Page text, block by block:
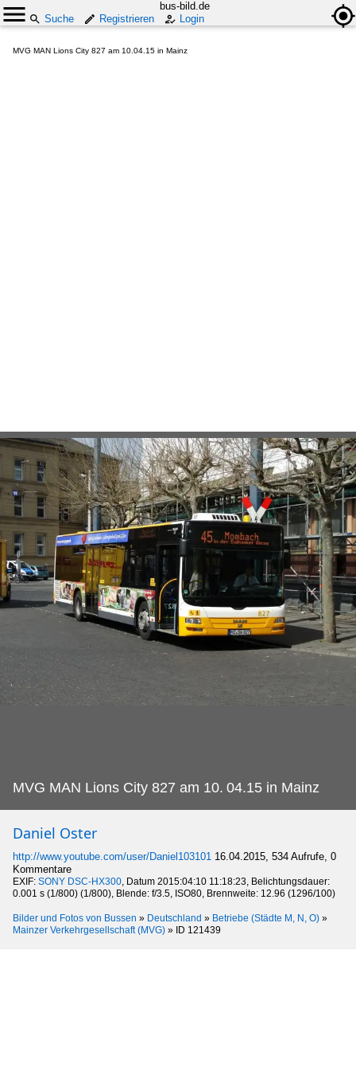
bus-bild.de
Suche
Registrieren Login
MVG MAN Lions City 827 am 10.04.15 in Mainz
MVG MAN Lions City 827 am 10. 04.15 in Mainz
Daniel Oster
http://www.youtube.com/user/Daniel103101 16.04.2015, 534 Aufrufe, 0
Kommentare
EXIF: SONY DSC-HX300, Datum 2015:04:10 11:18:23, Belichtungsdauer:
0.001 s (1/800) (1/800), Blende: f/3.5, ISO80, Brennweite: 12.96 (1296/100)
Bilder und Fotos von Bussen » Deutschland » Betriebe (Städte M, N, O) »
Mainzer Verkehrgesellschaft (MVG) » ID 121439